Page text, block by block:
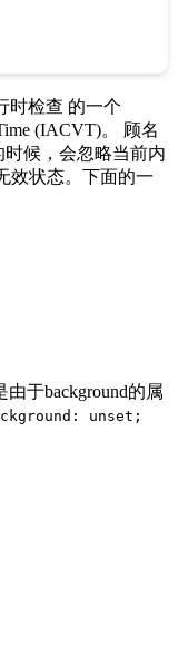
时检查 的一个
(IACVT)。 顾名
时候，会忽略当前内
效状态。下面的一
由于background的属
unset;